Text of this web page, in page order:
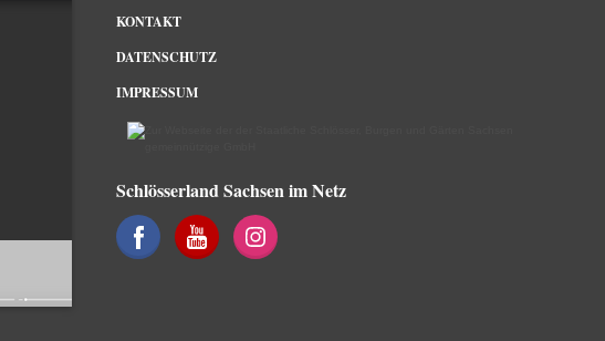
KONTAKT
DATENSCHUTZ
IMPRESSUM
Schlösserland Sachsen im Netz